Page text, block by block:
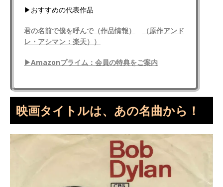
▶おすすめの代表作品
君の名前で僕を呼んで（作品情報）
（原作アンド
レ・アシマン：楽天） ）
▶Amazonプライム：会員の特典をご案内
映画タイトルは、あの名曲から！